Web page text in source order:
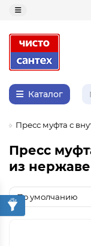
Каталог
Пресс муфта с
Пресс
из